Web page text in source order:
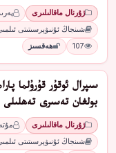
ژۇرنال ماقالىلىرى
شىنجاڭ ئۇنىۋېرسىتىتى
107
ھەقسىز
سىپرال ئوقۇر قۇرۇلما
بولغان تەسىرى تەھلىلى
ژۇرنال ماقالىلىرى
شىنجاڭ ئۇنىۋېرسىتىتى